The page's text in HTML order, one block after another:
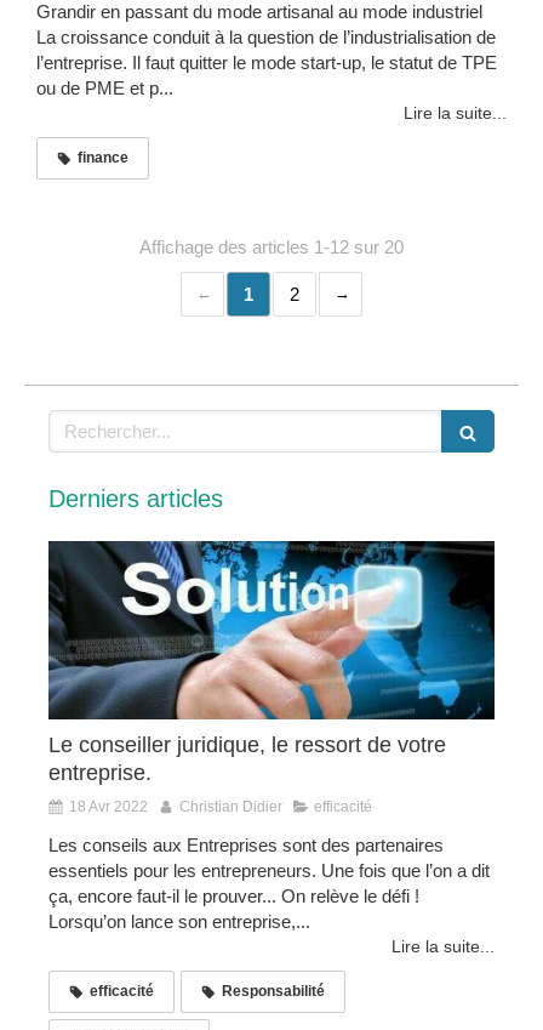
Grandir en passant du mode artisanal au mode industriel
La croissance conduit à la question de l’industrialisation de
l’entreprise. Il faut quitter le mode start-up, le statut de TPE
ou de PME et p...
Lire la suite...
finance
Affichage des articles 1-12 sur 20
1 2
Rechercher
Derniers articles
Le conseiller juridique, le ressort de votre
entreprise.
18 Avr 2022 Christian Didier efficacité
Les conseils aux Entreprises sont des partenaires
essentiels pour les entrepreneurs. Une fois que l’on a dit
ça, encore faut-il le prouver... On relève le défi !
Lorsqu’on lance son entreprise,...
Lire la suite...
efficacité Responsabilité